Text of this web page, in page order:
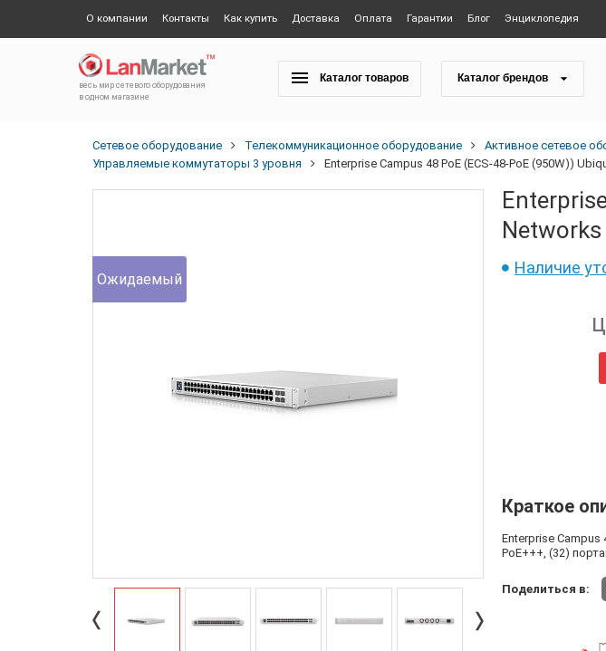
О компании Контакты Как купить Доставка Оплата Гарантии Блог Энциклопедия
весь мир сетевого оборудования
в одном магазине
Каталог товаров Каталог брендов
Сетевое оборудование Телекоммуникационное оборудование Активное сетевое
Управляемые коммутаторы 3 уровня
Enterprise Campus 48 PoE (ECS-48-PoE (950W))
Ожидаемый
Networks
Наличие
Краткое
Enterprise Campus
PoE+++, (32)
Поделиться в: